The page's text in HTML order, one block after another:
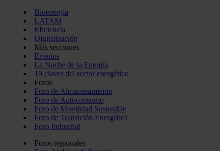
Bioenergía
LATAM
Eficiencia
Digitalización
Más secciones
Eventos
La Noche de la Energía
10 claves del sector energético
Foros
Foro de Almacenamiento
Foro de Autoconsumo
Foro de Movilidad Sostenible
Foro de Transición Energética
Foro Industrial
Foros regionales